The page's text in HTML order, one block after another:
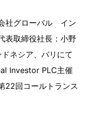
社グローバル イン
表取締役社長：小野
ネシア、バリにて
Investor PLC主催
回コールトランス